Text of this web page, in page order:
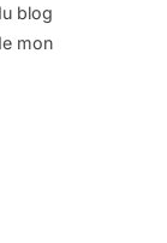
blog
mon